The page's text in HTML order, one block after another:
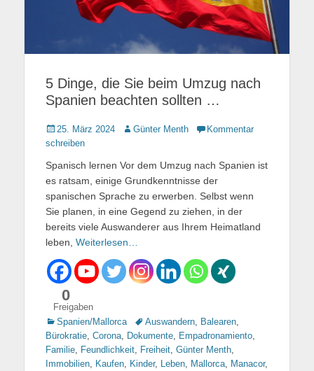
5 Dinge, die Sie beim Umzug nach
Spanien beachten sollten …
Gepostet
am
25. März 2024 AutorGünter Menth
Kommentar
schreiben
Spanisch lernen Vor dem Umzug nach Spanien ist
es ratsam, einige Grundkenntnisse der
spanischen Sprache zu erwerben. Selbst wenn
Sie planen, in eine Gegend zu ziehen, in der
bereits viele Auswanderer aus Ihrem Heimatland
leben, Weiterlesen…
0
Freigaben
Kategorien
Spanien/Mallorca TagsAuswandern Balearen
Bürokratie Corona Dokumente Empadronamiento
Familie
Feundlichkeit Freiheit Günter Menth
Immobilien
Kaufen Kinder, Leben Mallorca Manacor,